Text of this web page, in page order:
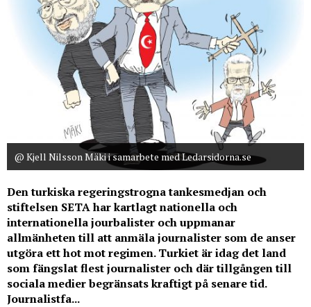
@ Kjell Nilsson Mäki i samarbete med Ledarsidorna.se
Den turkiska regeringstrogna tankesmedjan och
stiftelsen SETA har kartlagt nationella och
internationella jourbalister och uppmanar
allmänheten till att anmäla journalister som de anser
utgöra ett hot mot regimen. Turkiet är idag det land
som fängslat flest journalister och där tillgången till
sociala medier begränsats kraftigt på senare tid.
Journalistfa...